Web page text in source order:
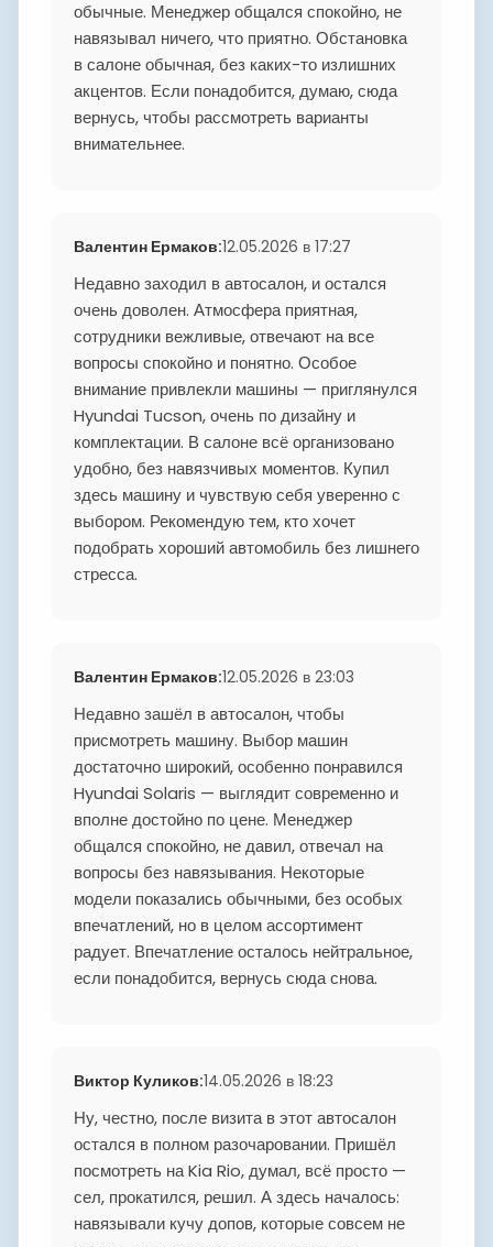
обычные. Менеджер общался спокойно, не
навязывал ничего, что приятно. Обстановка
в салоне обычная, без каких-то излишних
акцентов. Если понадобится, думаю, сюда
вернусь, чтобы рассмотреть варианты
внимательнее.
Валентин Ермаков:12.05.2026 в 17:27
Недавно заходил в автосалон, и остался
очень доволен. Атмосфера приятная,
сотрудники вежливые, отвечают на все
вопросы спокойно и понятно. Особое
внимание привлекли машины — приглянулся
Hyundai Tucson, очень по дизайну и
комплектации. В салоне всё организовано
удобно, без навязчивых моментов. Купил
здесь машину и чувствую себя уверенно с
выбором. Рекомендую тем, кто хочет
подобрать хороший автомобиль без лишнего
стресса.
Валентин Ермаков:12.05.2026 в 23:03
Недавно зашёл в автосалон, чтобы
присмотреть машину. Выбор машин
достаточно широкий, особенно понравился
Hyundai Solaris — выглядит современно и
вполне достойно по цене. Менеджер
общался спокойно, не давил, отвечал на
вопросы без навязывания. Некоторые
модели показались обычными, без особых
впечатлений, но в целом ассортимент
радует. Впечатление осталось нейтральное,
если понадобится, вернусь сюда снова.
Виктор Куликов:14.05.2026 в 18:23
Ну, честно, после визита в этот автосалон
остался в полном разочаровании. Пришёл
посмотреть на Kia Rio, думал, всё просто —
сел, прокатился, решил. А здесь началось:
навязывали кучу допов, которые совсем не